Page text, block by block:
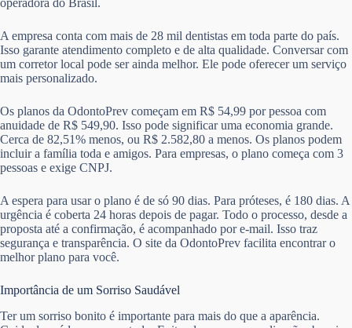
operadora do Brasil.
A empresa conta com mais de 28 mil dentistas em toda parte do país.
Isso garante atendimento completo e de alta qualidade. Conversar com
um corretor local pode ser ainda melhor. Ele pode oferecer um serviço
mais personalizado.
Os planos da OdontoPrev começam em R$ 54,99 por pessoa com
anuidade de R$ 549,90. Isso pode significar uma economia grande.
Cerca de 82,51% menos, ou R$ 2.582,80 a menos. Os planos podem
incluir a família toda e amigos. Para empresas, o plano começa com 3
pessoas e exige CNPJ.
A espera para usar o plano é de só 90 dias. Para próteses, é 180 dias. A
urgência é coberta 24 horas depois de pagar. Todo o processo, desde a
proposta até a confirmação, é acompanhado por e-mail. Isso traz
segurança e transparência. O site da OdontoPrev facilita encontrar o
melhor plano para você.
Importância de um Sorriso Saudável
Ter um sorriso bonito é importante para mais do que a aparência.